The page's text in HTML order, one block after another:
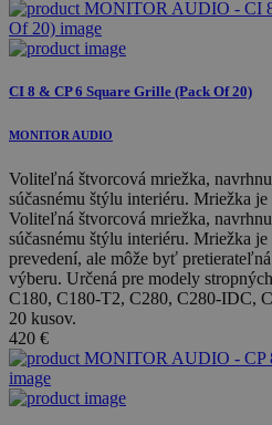
CI 8 & CP 6 Square Grille (Pack Of 20)
MONITOR AUDIO
Voliteľná štvorcová mriežka,
súčasnému štýlu interiéru. Mriežka je
Voliteľná štvorcová mriežka,
súčasnému štýlu interiéru. Mriežka
prevedení, ale môže byť
výberu. Určená pre modely
C180, C180-T2, C280, C280-IDC,
20 kusov.
420 €